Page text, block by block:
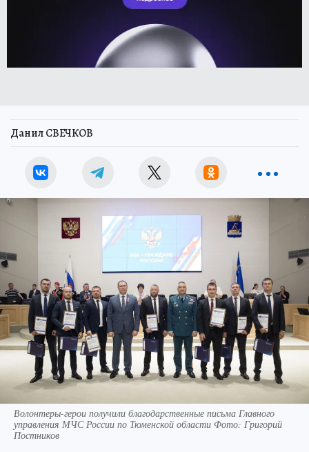
Данил СВЕЧКОВ
Волонтеры-герои получили благодарственные письма Главного
управления МЧС России по Тюменской области Фото: Григорий
Постников